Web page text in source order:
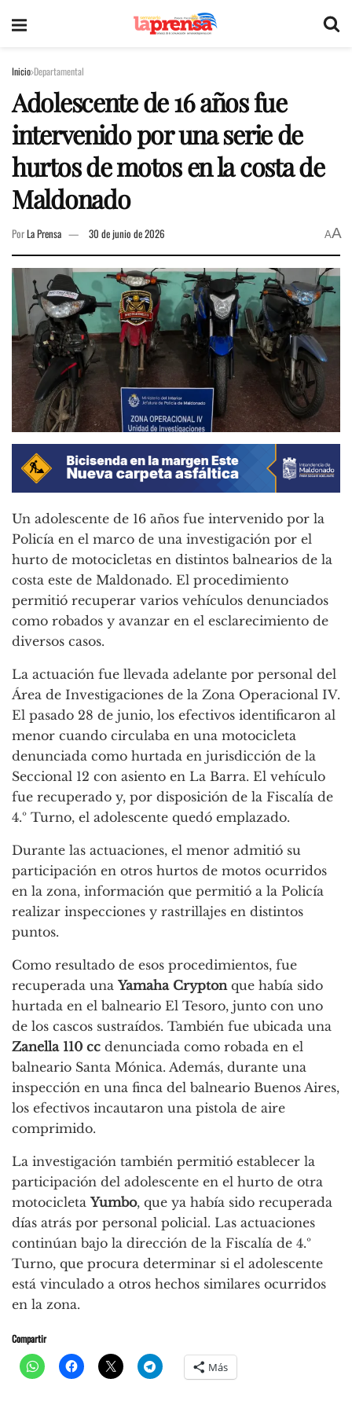
Inicio Departamental
Adolescente de 16 años fue
intervenido por una serie de
hurtos de motos en la costa de
Maldonado
PorLa Prensa 30 de junio de 2026 AA
Un adolescente de 16 años fue intervenido por la
Policía en el marco de una investigación por el
hurto de motocicletas en distintos balnearios de la
costa este de Maldonado. El procedimiento
permitió recuperar varios vehículos denunciados
como robados y avanzar en el esclarecimiento de
diversos casos.
La actuación fue llevada adelante por personal del
Área de Investigaciones de la Zona Operacional IV.
El pasado 28 de junio, los efectivos identificaron al
menor cuando circulaba en una motocicleta
denunciada como hurtada en jurisdicción de la
Seccional 12 con asiento en La Barra. El vehículo
fue recuperado y, por disposición de la Fiscalía de
4.º Turno, el adolescente quedó emplazado.
Durante las actuaciones, el menor admitió su
participación en otros hurtos de motos ocurridos
en la zona, información que permitió a la Policía
realizar inspecciones y rastrillajes en distintos
puntos.
Como resultado de esos procedimientos, fue
recuperada una Yamaha Cryptonque había sido
hurtada en el balneario El Tesoro, junto con uno
de los cascos sustraídos. También fue ubicada una
Zanella 110 cc denunciada como robada en el
balneario Santa Mónica. Además, durante una
inspección en una finca del balneario Buenos Aires,
los efectivos incautaron una pistola de aire
comprimido.
La investigación también permitió establecer la
participación del adolescente en el hurto de otra
motocicleta Yumbo, que ya había sido recuperada
días atrás por personal policial. Las actuaciones
continúan bajo la dirección de la Fiscalía de 4.º
Turno, que procura determinar si el adolescente
está vinculado a otros hechos similares ocurridos
en la zona.
Compartir
Más